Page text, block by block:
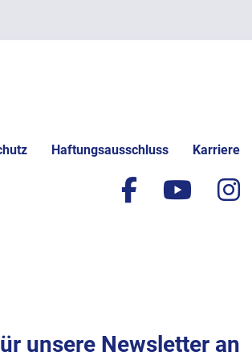
Haftungsausschluss Karriere
facebook
unsere Newsletter an